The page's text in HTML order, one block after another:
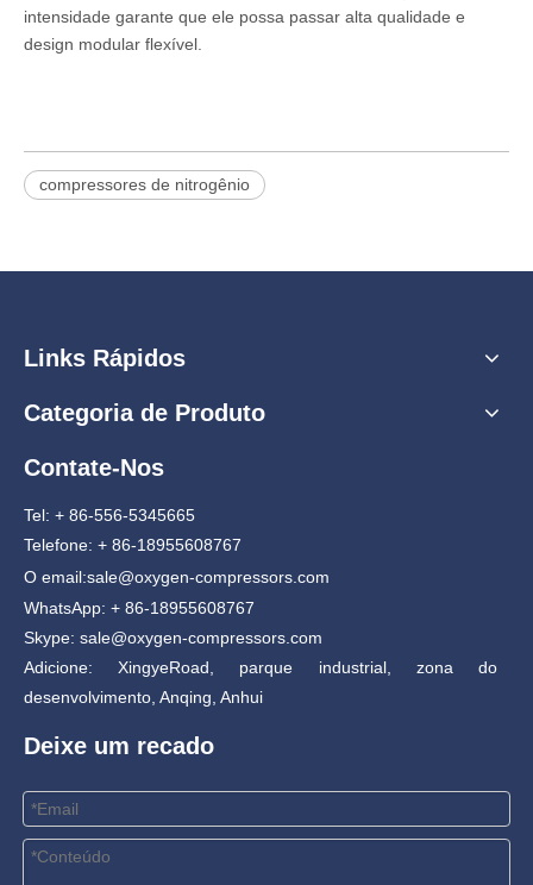
intensidade garante que ele possa passar alta qualidade e
design modular flexível.
compressores de nitrogênio
Links Rápidos
Categoria de Produto
Contate-Nos
Tel: + 86-556-5345665
Telefone: + 86-18955608767
O email:sale@oxygen-compressors.com
WhatsApp: + 86-18955608767
Skype: sale@oxygen-compressors.com
Adicione: XingyeRoad, parque industrial, zona do
desenvolvimento, Anqing, Anhui
Deixe um recado